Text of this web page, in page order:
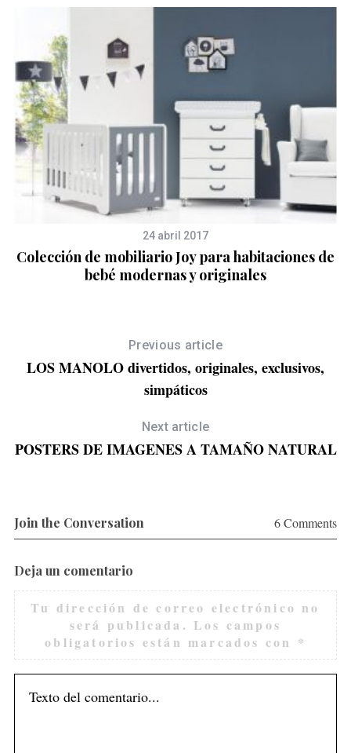
24 abril 2017
Colección de mobiliario Joy para habitaciones de
bebé modernas y originales
Previous article
LOS MANOLO divertidos, originales, exclusivos,
simpáticos
Next article
POSTERS DE IMAGENES A TAMAÑO NATURAL
Join the Conversation 6 Comments
Deja un comentario
Tu dirección de correo electrónico no
será publicada. Los campos
obligatorios están marcados con *
S
e
r